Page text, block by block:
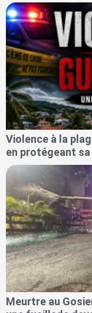
Violence à la
en protégeant
Meurtre au